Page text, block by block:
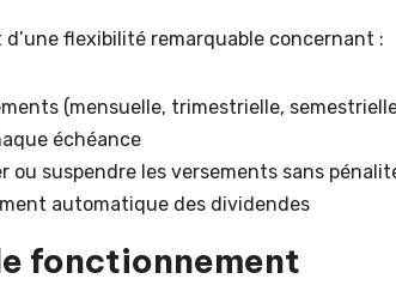
flexibilité remarquable concernant :
(mensuelle, trimestrielle,
échéance
ou suspendre les versements sans
automatique des dividendes
fonctionnement